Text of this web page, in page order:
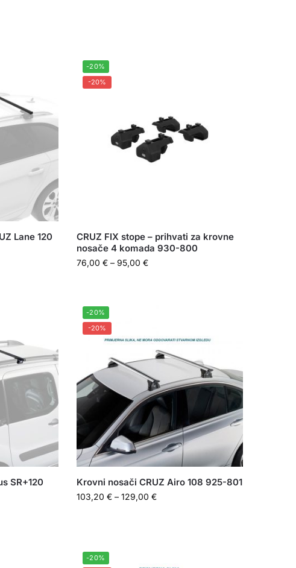
Lane 120
-20%
-20%
CRUZ FIX stope – prihvati za krovne
nosače 4 komada 930-800
76,00€ – 95,00€
SR+120
-20%
-20%
Krovni nosači CRUZ Airo 108 925-801
103,20€ – 129,00€
-20%